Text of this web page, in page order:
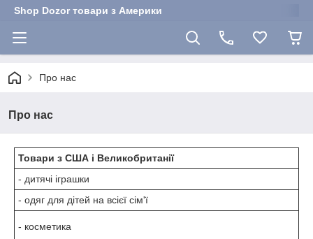
Shop Dozor товари з Америки
Про нас
Про нас
Товари з США і Великобританії
- дитячі іграшки
- одяг для дітей на всієї сім'ї
- косметика